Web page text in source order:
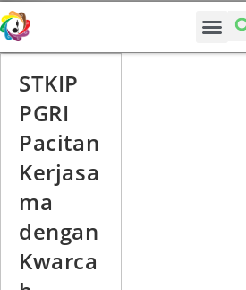
STKIP
PGRI
Pacitan
Kerjasa
ma
dengan
Kwarca